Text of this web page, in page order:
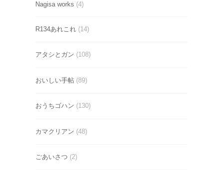
Nagisa works (4)
R134あれこれ (14)
アタシとガン (108)
おいしい手帖 (89)
おうちゴハン (130)
カマクリアン (48)
ごあいさつ (2)